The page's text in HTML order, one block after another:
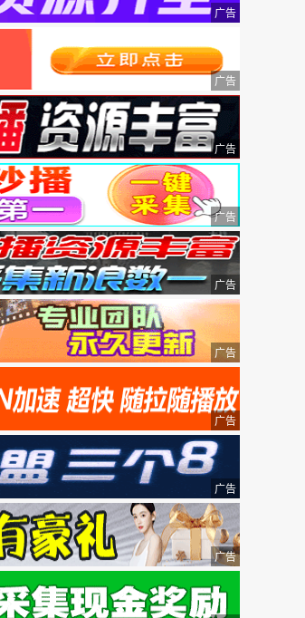
广告
广告
广告
广告
广告
广告
广告
广告
广告